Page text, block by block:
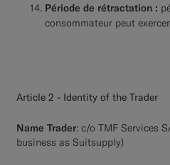
Période de rétractation :
consommateur peut
Article 2 - Identity of the Trader
Name Trader: c/o TMF Services
business as Suitsupply)